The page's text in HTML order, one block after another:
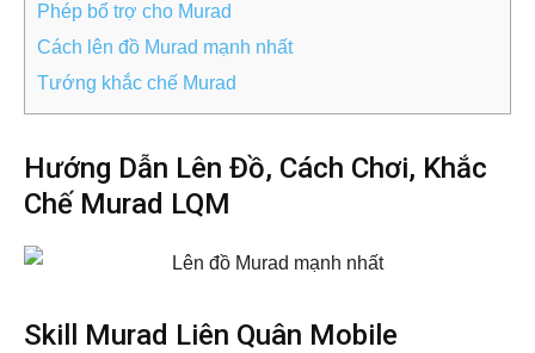
Phép bổ trợ cho Murad
Cách lên đồ Murad mạnh nhất
Tướng khắc chế Murad
Hướng Dẫn Lên Đồ, Cách Chơi, Khắc
Chế Murad LQM
Skill Murad Liên Quân Mobile